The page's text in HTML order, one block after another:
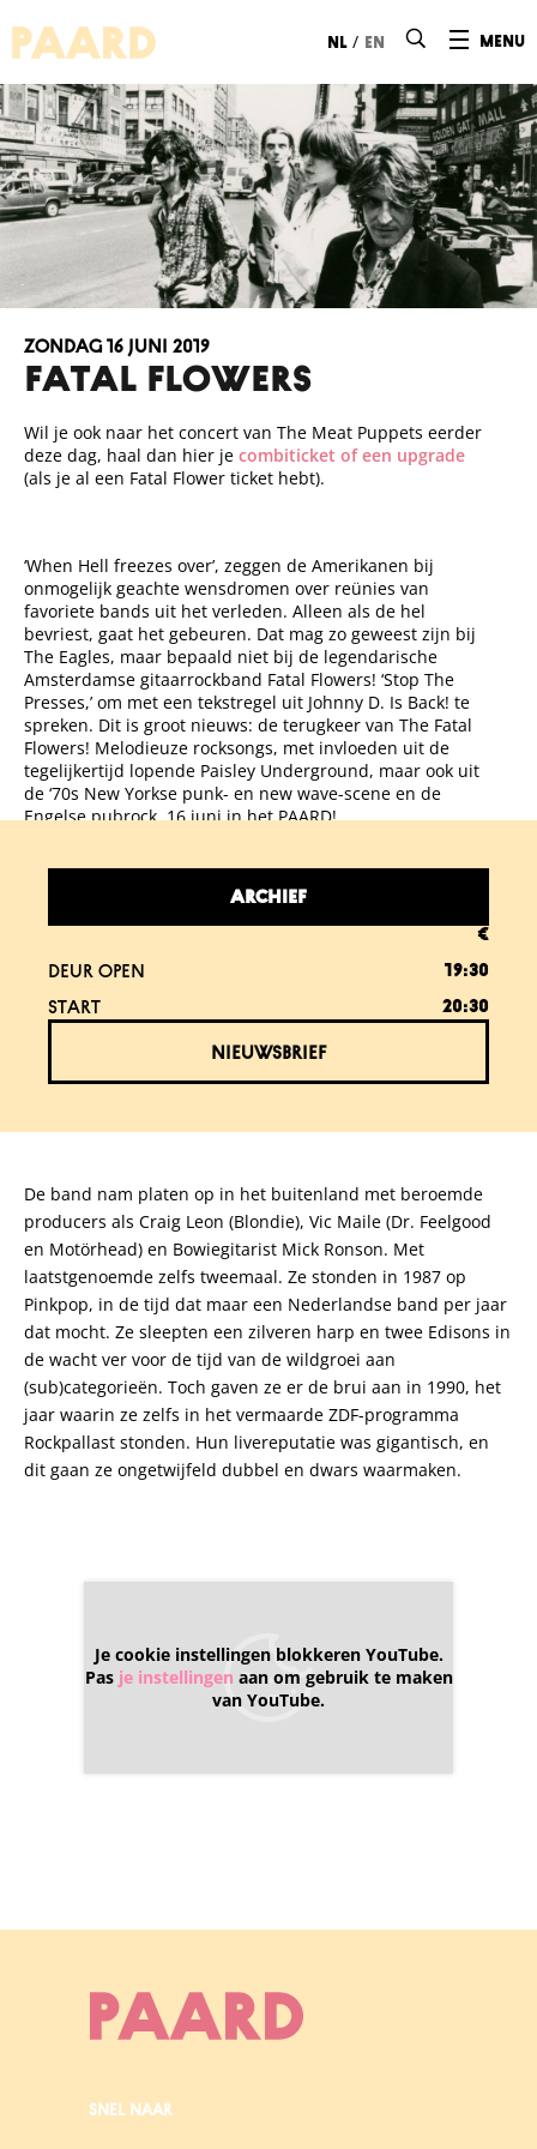
menu
nl / en
FATAL FLOWERS
zondag 16 juni 2019
Wil je ook naar het concert van The Meat Puppets eerder
deze dag, haal dan hier je combiticket of een upgrade
(als je al een Fatal Flower ticket hebt).
‘When Hell freezes over’, zeggen de Amerikanen bij
onmogelijk geachte wensdromen over reünies van
favoriete bands uit het verleden. Alleen als de hel
bevriest, gaat het gebeuren. Dat mag zo geweest zijn bij
The Eagles, maar bepaald niet bij de legendarische
Amsterdamse gitaarrockband Fatal Flowers! ‘Stop The
Presses,’ om met een tekstregel uit Johnny D. Is Back! te
spreken. Dit is groot nieuws: de terugkeer van The Fatal
Flowers! Melodieuze rocksongs, met invloeden uit de
tegelijkertijd lopende Paisley Underground, maar ook uit
de ‘70s New Yorkse punk- en new wave-scene en de
Engelse pubrock. 16 juni in het PAARD!
ARCHIEF
€
DEUR OPEN 19:30
START 20:30
NIEUWSBRIEF
De band nam platen op in het buitenland met beroemde
producers als Craig Leon (Blondie), Vic Maile (Dr. Feelgood
en Motörhead) en Bowiegitarist Mick Ronson. Met
laatstgenoemde zelfs tweemaal. Ze stonden in 1987 op
Pinkpop, in de tijd dat maar een Nederlandse band per jaar
dat mocht. Ze sleepten een zilveren harp en twee Edisons in
de wacht ver voor de tijd van de wildgroei aan
(sub)categorieën. Toch gaven ze er de brui aan in 1990, het
jaar waarin ze zelfs in het vermaarde ZDF-programma
Rockpallast stonden. Hun livereputatie was gigantisch, en
dit gaan ze ongetwijfeld dubbel en dwars waarmaken.
Je cookie instellingen blokkeren YouTube.
Pas je instellingen aan om gebruik te maken
van YouTube.
SNEL NAAR